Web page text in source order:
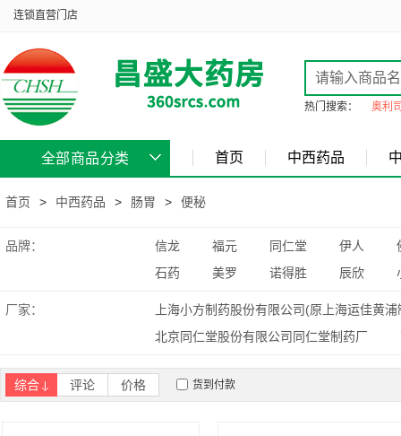
连锁直营门店
热门搜索： 奥利
全部商品分类 首页 中西药品
首页 > 中西药品 > 肠胃 > 便秘
品牌： 信龙 福元 同仁堂 伊人
石药
美罗 诺得胜 辰欣
厂家：
上海小方制药股份有限公司(原上海运佳黄
北京同仁堂股份有限公司同仁堂制药厂
湖北午时药业股份有限公司
综合 评论 价格 货到付款